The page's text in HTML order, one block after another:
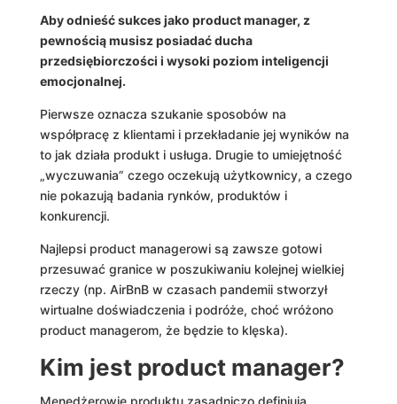
Aby odnieść sukces jako product manager, z
pewnością musisz posiadać ducha
przedsiębiorczości i wysoki poziom inteligencji
emocjonalnej.
Pierwsze oznacza szukanie sposobów na
współpracę z klientami i przekładanie jej wyników na
to jak działa produkt i usługa. Drugie to umiejętność
„wyczuwania” czego oczekują użytkownicy, a czego
nie pokazują badania rynków, produktów i
konkurencji.
Najlepsi product managerowi są zawsze gotowi
przesuwać granice w poszukiwaniu kolejnej wielkiej
rzeczy (np. AirBnB w czasach pandemii stworzył
wirtualne doświadczenia i podróże, choć wróżono
product managerom, że będzie to klęska).
Kim jest product manager?
Menedżerowie produktu zasadniczo definiują